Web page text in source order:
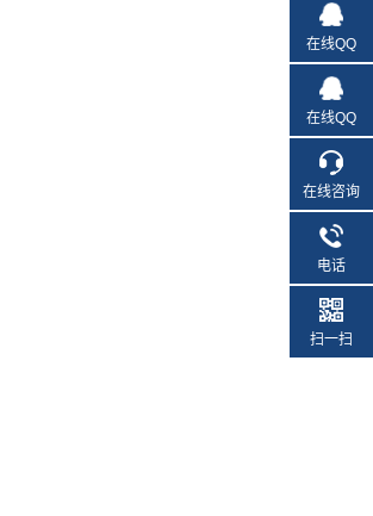
在线QQ
在线QQ
在线咨询
电话
扫一扫